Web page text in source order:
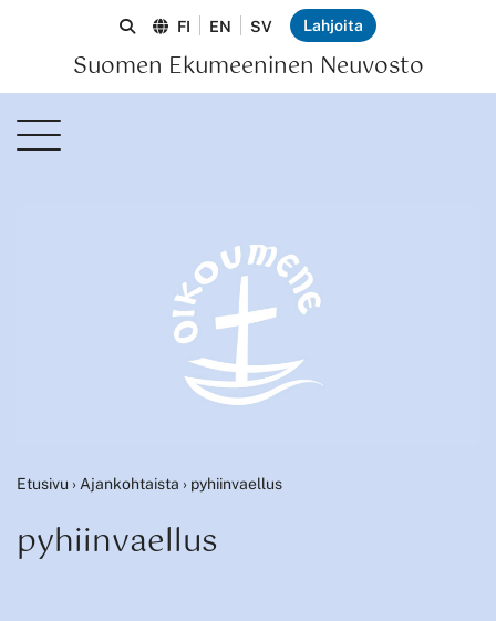
Suomen Ekumeeninen Neuvosto
FI EN SV Lahjoita
Etusivu ›Ajankohtaista › pyhiinvaellus
pyhiinvaellus